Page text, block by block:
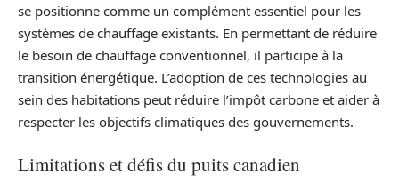
se positionne comme un complément essentiel pour les
systèmes de chauffage existants. En permettant de réduire
le besoin de chauffage conventionnel, il participe à la
transition énergétique. L’adoption de ces technologies au
sein des habitations peut réduire l’impôt carbone et aider à
respecter les objectifs climatiques des gouvernements.
Limitations et défis du puits canadien